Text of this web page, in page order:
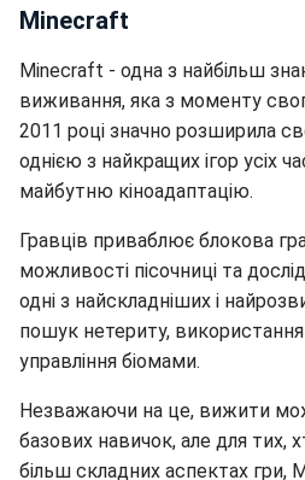
Minecraft
Minecraft - одна з найбільш
виживання, яка з моменту
2011 році значно розширила
однією з найкращих ігор усіх
майбутню кіноадаптацію.
Гравців приваблює блокова
можливості пісочниці та
одні з найскладніших і
пошук нетериту,
управління біомами.
Незважаючи на це, вижити
базових навичок, але для тих,
більш складних аспектах гри,